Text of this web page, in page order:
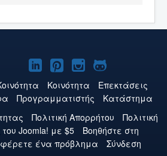
Joomla!
στο
YouTube
Το
Joomla!
στο
LinkedIn
Το
Joomla!
στο
Pinterest
Το
Joomla!
στο
Instagram
Το
Joomla!
στο
GitHub
Κοινότητα
Επεκτάσεις
Προγραμματιστής
Κατάστημα
Πολιτική Aπορρήτου
Πολιτική
Joomla! με $5
Βοηθήστε στη
ένα πρόβλημα Σύνδεση